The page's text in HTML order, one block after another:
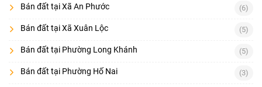
Bán đất tại Xã An Phước (6)
Bán đất tại Xã Xuân Lộc (5)
Bán đất tại Phường Long Khánh (5)
Bán đất tại Phường Hố Nai (3)